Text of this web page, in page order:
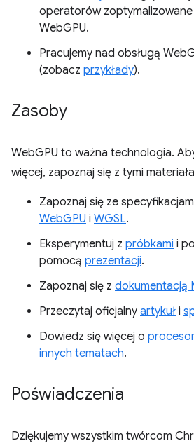
operatorów
WebGPU.
Pracujemy nad obsługą
(zobacz przykłady).
Zasoby
WebGPU to ważna technologia.
więcej, zapoznaj się z tymi
Zapoznaj się ze
WebGPU i WGSL.
Eksperymentuj z próbkami i
pomocą prezentacji.
Zapoznaj się z dokumentacją
Przeczytaj oficjalny artykuł i
Dowiedz się więcej o
innych tematach.
Poświadczenia
Dziękujemy wszystkim twórcom